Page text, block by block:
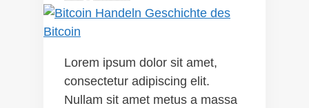
Lorem ipsum dolor sit amet,
consectetur adipiscing elit.
Nullam sit amet metus a massa